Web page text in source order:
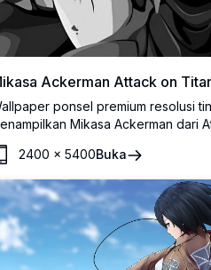
Ackerman Attack on
ponsel premium resolusi
Mikasa Ackerman dari
seni monokrom yang menawan.
terampil dengan pedang
ODM dalam gaya
untuk layar mobile.
2400 × 5400Buka